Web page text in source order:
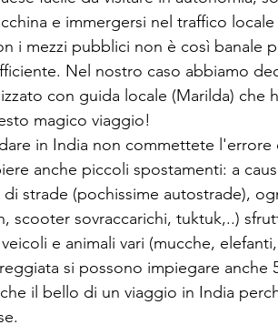
e immergersi nel traffico
i mezzi pubblici non è così banale
Nel nostro caso abbiamo
con guida locale (Marilda) che
magico viaggio!
in India non commettete
anche piccoli spostamenti: a
strade (pochissime autostrade),
scooter sovraccarichi, tuktuk,..)
e animali vari (mucche,
si possono impiegare anche
il bello di un viaggio in India